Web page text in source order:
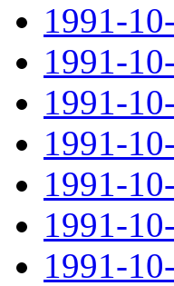
1991-
1991-
1991-
1991-
1991-
1991-
1991-